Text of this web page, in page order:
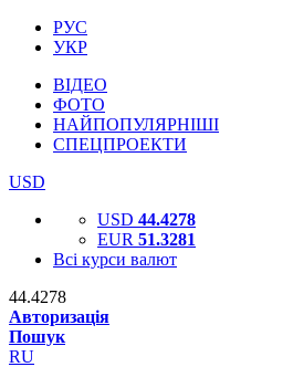
РУС
УКР
ВІДЕО
ФОТО
НАЙПОПУЛЯРНІШІ
СПЕЦПРОЕКТИ
USD
USD 44.4278
EUR 51.3281
Всі курси валют
44.4278
Авторизація
Пошук
RU